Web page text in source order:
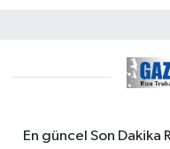
En güncel Son